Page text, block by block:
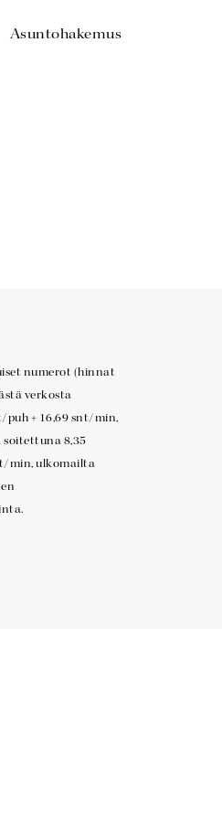
Asuntohakemus
numerot (hinnat
verkosta
puh + 16,69 snt/min,
soitettuna 8,35
min, ulkomailta